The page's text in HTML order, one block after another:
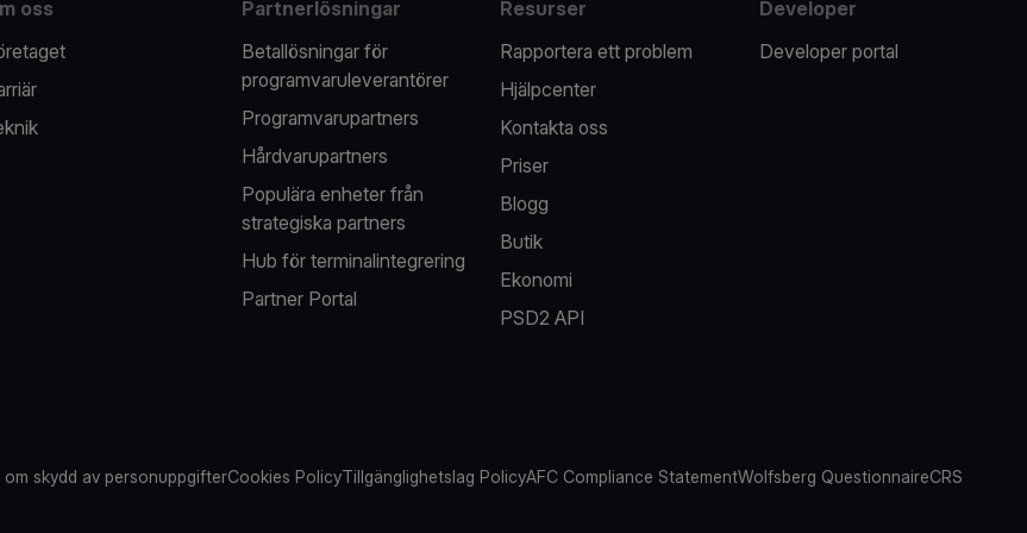
oss
Partnerlösningar
Betallösningar för
programvaruleverantörer
Programvarupartners
Hårdvarupartners
Populära enheter från
strategiska partners
Hub för terminalintegrering
Partner Portal
Resurser
Rapportera ett problem
Hjälpcenter
Kontakta oss
Priser
Blogg
Butik
Ekonomi
PSD2 API
Developer
Developer portal
om skydd av personuppgifterCookies PolicyTillgänglighetslag PolicyAFC Compliance StatementWolfsberg QuestionnaireCRS